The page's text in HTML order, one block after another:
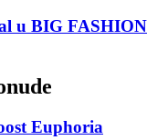
u BIG
Euphoria